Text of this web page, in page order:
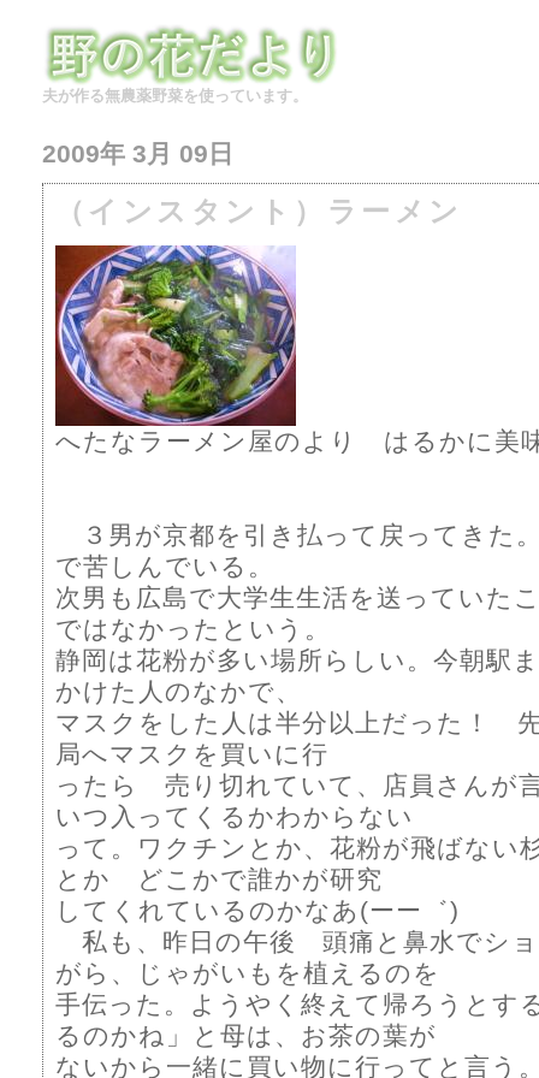
夫が作る無農薬野菜を使っています。
2009年 3月 09日
（インスタント）ラーメン
へたなラーメン屋のより はるかに美
３男が京都を引き払って戻ってきた
で苦しんでいる。
次男も広島で大学生生活を送っていた
ではなかったという。
静岡は花粉が多い場所らしい。今朝駅
かけた人のなかで、
マスクをした人は半分以上だった！
局へマスクを買いに行
ったら 売り切れていて、店員さん
いつ入ってくるかわからない
って。ワクチンとか、花粉が飛ばない
とか どこかで誰かが研究
してくれているのかなあ(ーー゛)
私も、昨日の午後 頭痛と鼻水でシ
がら、じゃがいもを植えるのを
手伝った。ようやく終えて帰ろうとす
るのかね」と母は、お茶の葉が
ないから一緒に買い物に行ってと言う